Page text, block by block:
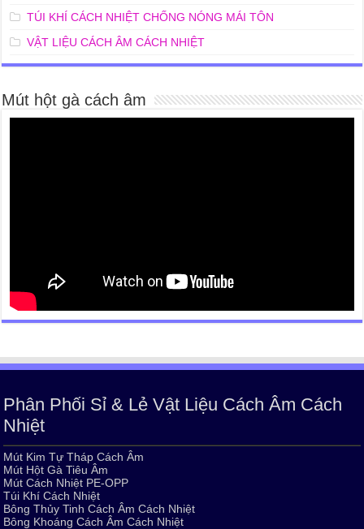
TÚI KHÍ CÁCH NHIỆT CHỐNG NÓNG MÁI TÔN
VẬT LIỆU CÁCH ÂM CÁCH NHIỆT
Mút hột gà cách âm
Phân Phối Sỉ & Lẻ Vật Liệu Cách Âm Cách
Nhiệt
Mút Kim Tự Tháp Cách Âm
Mút Hột Gà Tiêu Âm
Mút Cách Nhiệt PE-OPP
Túi Khí Cách Nhiệt
Bông Thủy Tinh Cách Âm Cách Nhiệt
Bông Khoáng Cách Âm Cách Nhiệt